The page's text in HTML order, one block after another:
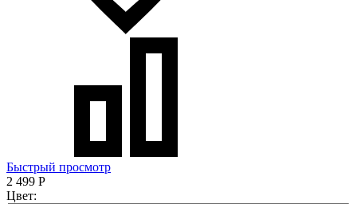
Быстрый просмотр
2 499 Р
Цвет: